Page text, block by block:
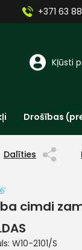
+371 63
Kļūsti
Drošības
Dalīties
cimdi
W10-2101/S